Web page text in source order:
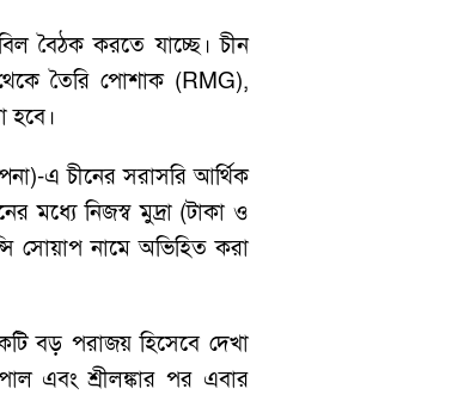
বৈঠক করতে যাচ্ছে। চীন
থেকে তৈরি পোশাক (RMG),
হবে।
এ চীনের সরাসরি আর্থিক
মধ্যে নিজস্ব মুদ্রা (টাকা ও
সোয়াপ নামে অভিহিত করা
বড় পরাজয় হিসেবে দেখা
এবং শ্রীলঙ্কার পর এবার